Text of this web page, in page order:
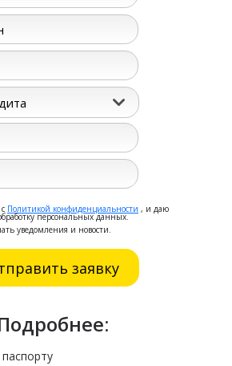
Политикой конфиденциальности , и даю
персональных данных.
уведомления и новости.